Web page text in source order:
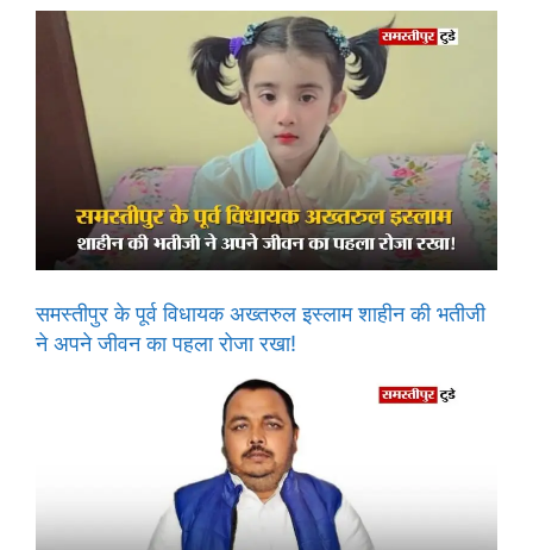
समस्तीपुर के पूर्व विधायक अख्तरुल इस्लाम शाहीन की भतीजी
ने अपने जीवन का पहला रोजा रखा!